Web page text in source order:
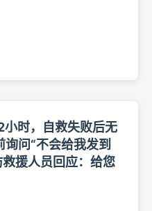
时，自救失败后无
问“不会给我发到
援人员回应：给您